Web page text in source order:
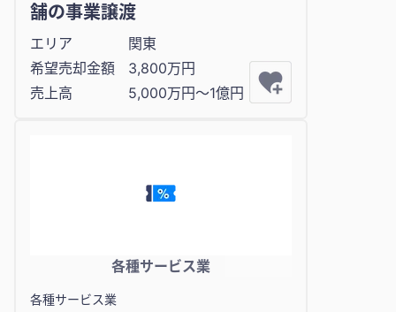
舗の事業譲渡
エリア
関東
希望売却金額
3,800万円
売上高
5,000万円〜1億円
各種サービス業
各種サービス業